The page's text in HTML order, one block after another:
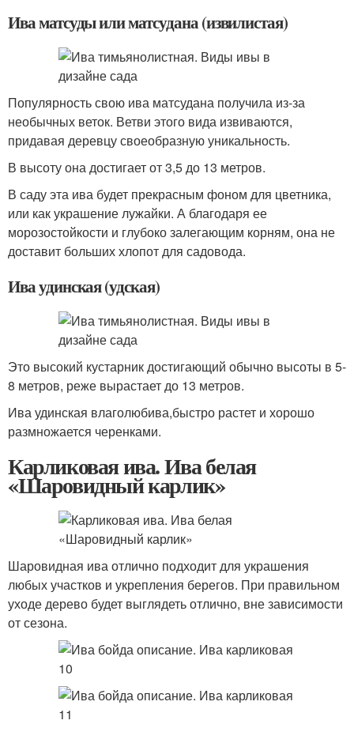
Ива матсуды или матсудана (извилистая)
Популярность свою ива матсудана получила из-за
необычных веток. Ветви этого вида извиваются,
придавая деревцу своеобразную уникальность.
В высоту она достигает от 3,5 до 13 метров.
В саду эта ива будет прекрасным фоном для цветника,
или как украшение лужайки. А благодаря ее
морозостойкости и глубоко залегающим корням, она не
доставит больших хлопот для садовода.
Ива удинская (удская)
Это высокий кустарник достигающий обычно высоты в 5-
8 метров, реже вырастает до 13 метров.
Ива удинская влаголюбива,быстро растет и хорошо
размножается черенками.
Карликовая ива. Ива белая
«Шаровидный карлик»
Шаровидная ива отлично подходит для украшения
любых участков и укрепления берегов. При правильном
уходе дерево будет выглядеть отлично, вне зависимости
от сезона.